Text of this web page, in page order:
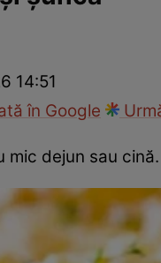
14:51
în Google
dejun sau cină.